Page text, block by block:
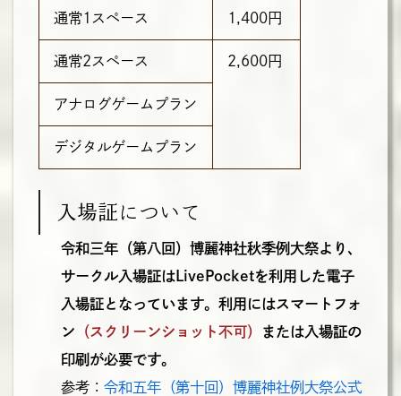
通常1スペース 1,400円
通常2スペース 2,600円
アナログゲームプラン
デジタルゲームプラン
入場証について
令和三年（第八回）博麗神社秋季例大祭より、
サークル入場証はLivePocketを利用した電子
入場証となっています。利用にはスマートフォ
ン （スクリーンショット不可）
または入場証の
印刷が必要です。
参考： 令和五年（第十回）博麗神社例大祭公式